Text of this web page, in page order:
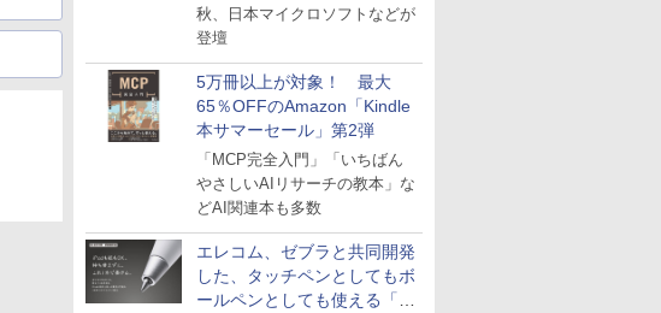
秋、日本マイクロソフトなどが
登壇
5万冊以上が対象！ 最大
65％OFFのAmazon「Kindle
本サマーセール」第2弾
「MCP完全入門」「いちばん
やさしいAIリサーチの教本」な
どAI関連本も多数
エレコム、ゼブラと共同開発
した、タッチペンとしてもボ
ールペンとしても使える「ス